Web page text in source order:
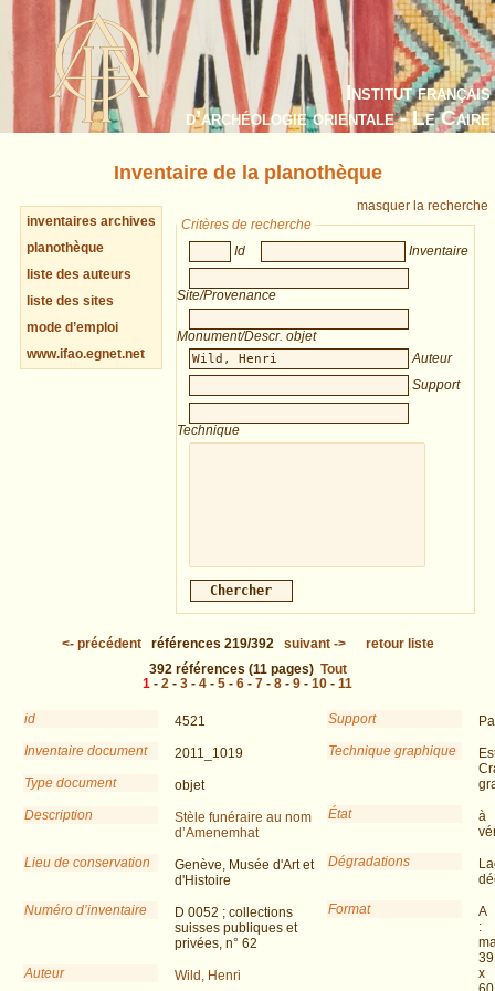
Institut français
d’archéologie orientale - Le Caire
Inventaire de la planothèque
inventaires archives
planothèque
liste des auteurs
liste des sites
mode d’emploi
www.ifao.egnet.net
masquer la recherche
Critères de recherche
Id
Inventaire
Site/Provenance
Monument/Descr. objet
Auteur
Support
Technique
<- précédent références 219/392 suivant->
retour liste
392 références (11 pages) Tout
1 - 2 - 3 - 4 - 5 - 6 - 7 - 8 - 9 - 10 - 11
id
4521
Inventaire document
2011_1019
Type document
objet
Description
Stèle funéraire au nom
d’Amenemhat
Lieu de conservation
Genève, Musée d'Art et
d'Histoire
Numéro d’inventaire
D 0052 ; collections
suisses publiques et
privées, n° 62
Auteur
Wild, Henri
Support
Technique graphique
État
à
Dégradations
Format
A
:
39
x